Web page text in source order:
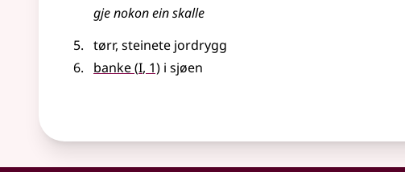
gje nokon ein skalle
tørr, steinete jordrygg
banke(1
I, 1) i sjøen